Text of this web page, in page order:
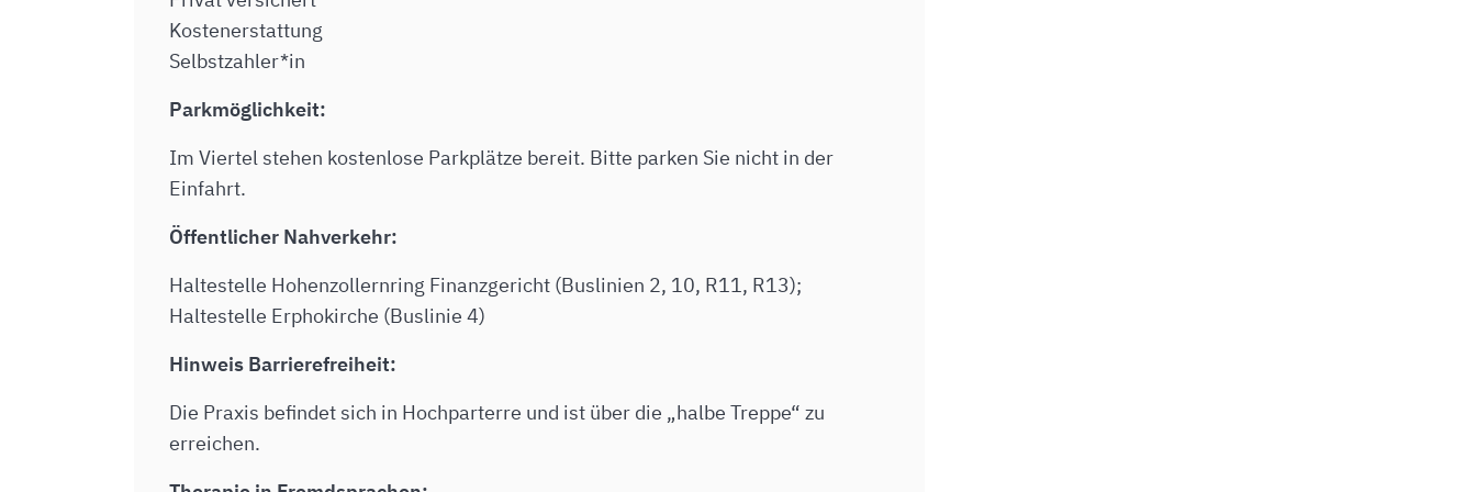
Kostenerstattung
Selbstzahler*in
Parkmöglichkeit:
Im Viertel stehen kostenlose Parkplätze bereit. Bitte parken Sie nicht in der
Einfahrt.
Öffentlicher Nahverkehr:
Haltestelle Hohenzollernring Finanzgericht (Buslinien 2, 10, R11, R13);
Haltestelle Erphokirche (Buslinie 4)
Hinweis Barrierefreiheit:
Die Praxis befindet sich in Hochparterre und ist über die „halbe Treppe“ zu
erreichen.